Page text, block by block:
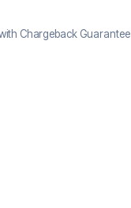
Chargeback Guarantee